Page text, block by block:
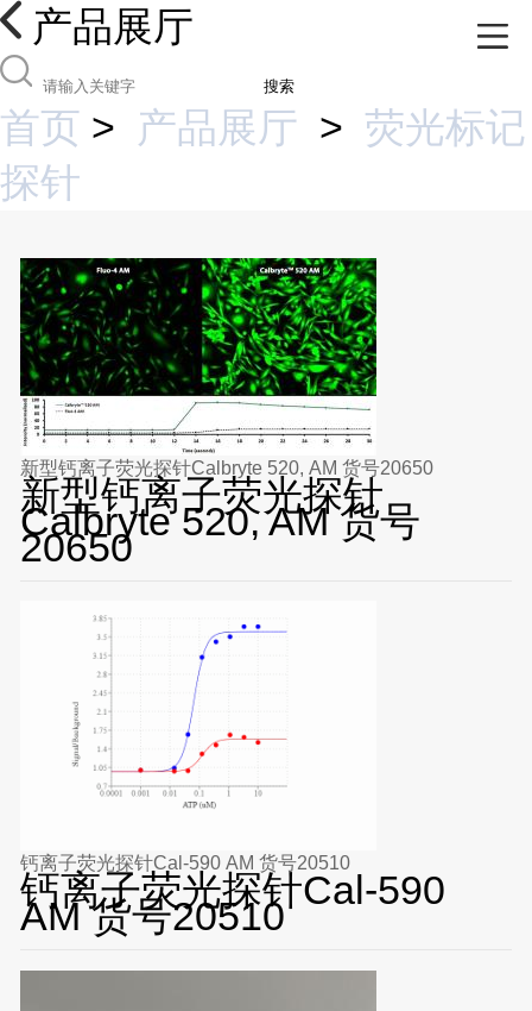
产品展厅
搜索
首页 > 产品展厅 > 荧光标记
探针
新型钙离子荧光探针Calbryte 520, AM 货号20650
新型钙离子荧光探针
Calbryte 520, AM 货号
20650
钙离子荧光探针Cal-590 AM 货号20510
钙离子荧光探针Cal-590
AM 货号20510